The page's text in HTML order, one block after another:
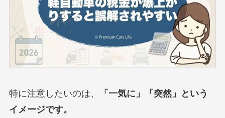
特に注意したいのは、
「一気に」「突然」という
イメージです。